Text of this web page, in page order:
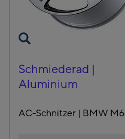
Schmiederad |
Aluminium
AC-Schnitzer | BMW M6